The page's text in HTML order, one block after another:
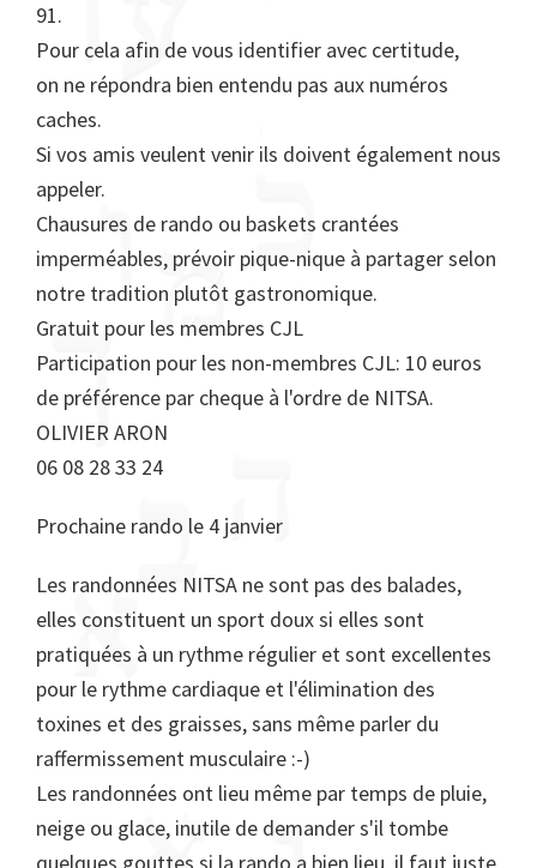
91.
Pour cela afin de vous identifier avec certitude,
on ne répondra bien entendu pas aux numéros
caches.
Si vos amis veulent venir ils doivent également nous
appeler.
Chausures de rando ou baskets crantées
imperméables, prévoir pique-nique à partager selon
notre tradition plutôt gastronomique.
Gratuit pour les membres CJL
Participation pour les non-membres CJL: 10 euros
de préférence par cheque à l'ordre de NITSA.
OLIVIER ARON
06 08 28 33 24
Prochaine rando le 4 janvier
Les randonnées NITSA ne sont pas des balades,
elles constituent un sport doux si elles sont
pratiquées à un rythme régulier et sont excellentes
pour le rythme cardiaque et l'élimination des
toxines et des graisses, sans même parler du
raffermissement musculaire :-)
Les randonnées ont lieu même par temps de pluie,
neige ou glace, inutile de demander s'il tombe